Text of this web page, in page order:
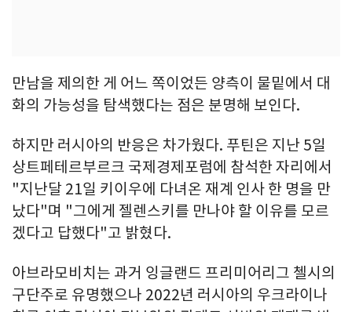
만남을 제의한 게 어느 쪽이었든 양측이 물밑에서 대
화의 가능성을 탐색했다는 점은 분명해 보인다.
하지만 러시아의 반응은 차가웠다. 푸틴은 지난 5일
상트페테르부르크 국제경제포럼에 참석한 자리에서
"지난달 21일 키이우에 다녀온 재계 인사 한 명을 만
났다"며 "그에게 젤렌스키를 만나야 할 이유를 모르
겠다고 답했다"고 밝혔다.
아브라모비치는 과거 잉글랜드 프리미어리그 첼시의
구단주로 유명했으나 2022년 러시아의 우크라이나